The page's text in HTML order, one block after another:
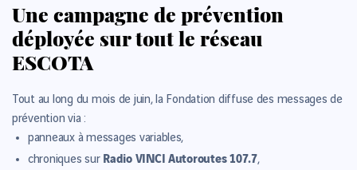
Une campagne de prévention
déployée sur tout le réseau
ESCOTA
Tout au long du mois de juin, la Fondation diffuse des messages de
prévention via :
panneaux à messages variables,
chroniques sur Radio VINCI Autoroutes 107.7,